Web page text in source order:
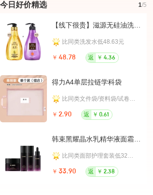
今日好价精选 1/5
比同类洗发水低48.63元
￥ 48.78 返 ￥ 4.36
得力A4单层拉链学科袋
￥ 2.90 返 ￥ 0.61
￥ 33.90 返 ￥ 2.38